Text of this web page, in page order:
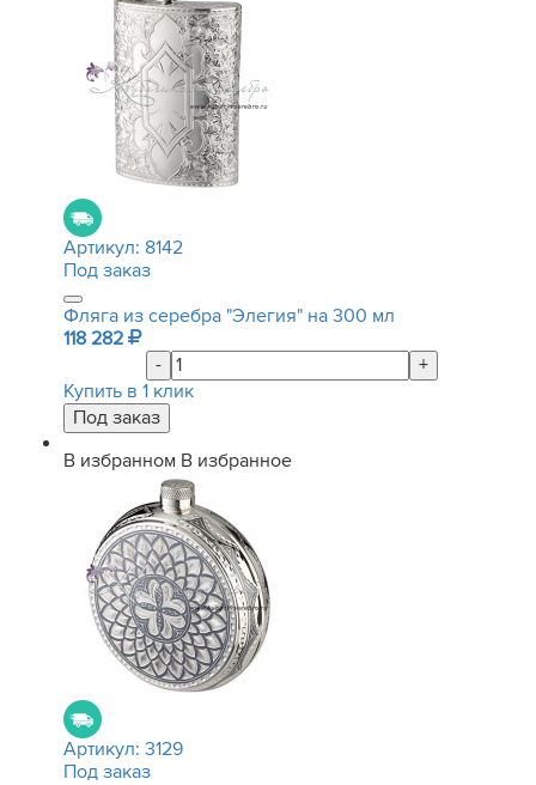
Артикул: 8142
Под заказ
Фляга из серебра "Элегия" на 300 мл
118 282
-
+
Купить в 1 клик
В избранном В избранное
Артикул: 3129
Под заказ